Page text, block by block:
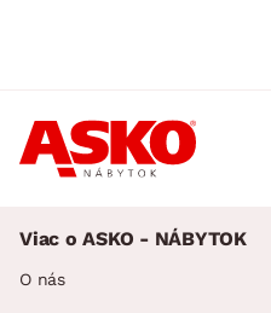
Viac o ASKO - NÁBYTOK
O nás